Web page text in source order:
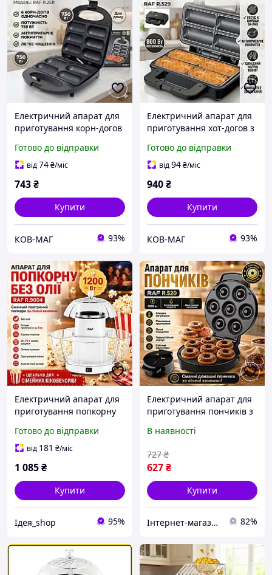
Електричний апарат для
приготування корн-догов
покриттям RAF R.2511
750W
Готово до відправки
від74₴/міс
743₴
Купити
КОВ-МАГ 93%
Електричний апарат для
приготування хот-догов з
пластинами RAF R.529
800W
Готово до відправки
від94₴/міс
940₴
Купити
КОВ-МАГ 93%
Електричний апарат для
приготування попкорну
Готово до відправки
від 181 ₴/міс
1 085₴
Купити
Ідея_shop 95%
Електричний апарат для
приготування пончиків з
покриттям RAF R.520
В наявності
627₴
727 ₴
Купити
Інтернет-магазин Промчик 82%